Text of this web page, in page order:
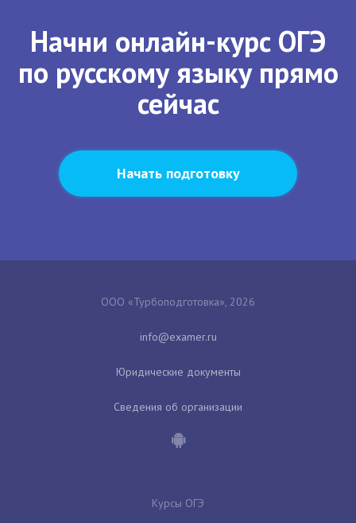
Начни онлайн-курс ОГЭ
по русскому языку прямо
сейчас
Начать подготовку
ООО «Турбоподготовка», 2026
Юридические документы
Сведения об организации
Курсы ОГЭ